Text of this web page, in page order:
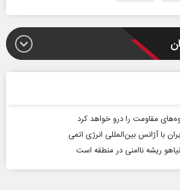
مقاومت را درو خواهد کرد
با آژانس بین‌المللی انرژی اتمی
ریشه ناامنی در منطقه است